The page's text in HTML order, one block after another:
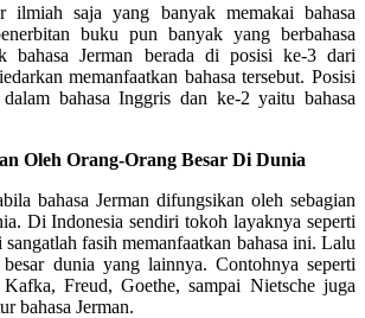
ilmiah saja yang banyak memakai bahasa
buku pun banyak yang berbahasa
bahasa Jerman berada di posisi ke-3 dari
memanfaatkan bahasa tersebut. Posisi
bahasa Inggris dan ke-2 yaitu bahasa
Oleh Orang-Orang Besar Di Dunia
bahasa Jerman difungsikan oleh sebagian
Di Indonesia sendiri tokoh layaknya seperti
fasih memanfaatkan bahasa ini. Lalu
dunia yang lainnya. Contohnya seperti
Freud, Goethe, sampai Nietsche juga
bahasa Jerman.